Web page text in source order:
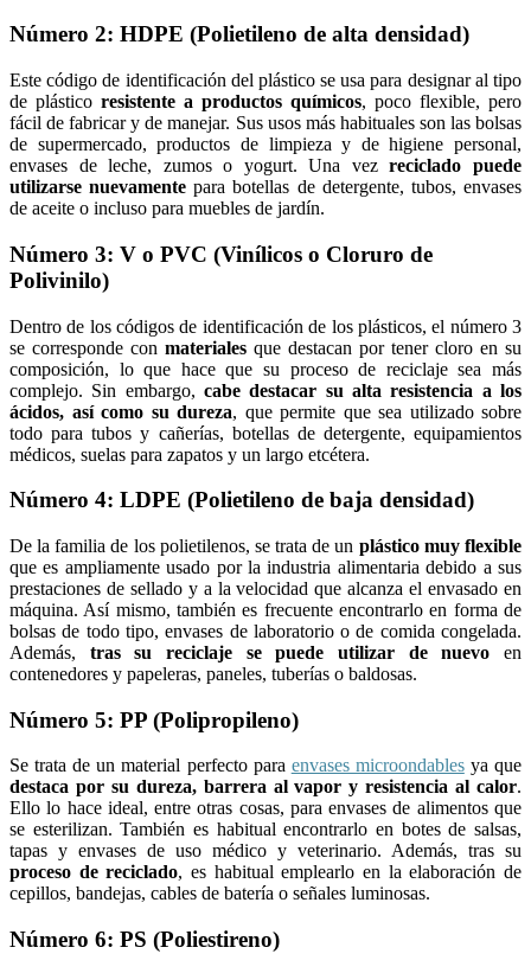
Número 2: HDPE (Polietileno de alta densidad)
Este código de identificación del plástico se usa para designar al tipo
de plástico resistente a productos químicos, poco flexible, pero
fácil de fabricar y de manejar. Sus usos más habituales son las bolsas
de supermercado, productos de limpieza y de higiene personal,
envases de leche, zumos o yogurt. Una vezreciclado puede
utilizarse nuevamente para botellas de detergente, tubos, envases
de aceite o incluso para muebles de jardín.
Número 3: V o PVC (Vinílicos o Cloruro de
Polivinilo)
Dentro de los códigos de identificación de los plásticos, el número 3
se corresponde con materiales que destacan por tener cloro en su
composición, lo que hace que su proceso de reciclaje sea más
complejo. Sin embargo, cabe destacar su alta resistencia a los
ácidos, así como su dureza, que permite que sea utilizado sobre
todo para tubos y cañerías, botellas de detergente, equipamientos
médicos, suelas para zapatos y un largo etcétera.
Número 4: LDPE (Polietileno de baja densidad)
De la familia de los polietilenos, se trata de un plástico muy flexible
que es ampliamente usado por la industria alimentaria debido a sus
prestaciones de sellado y a la velocidad que alcanza el envasado en
máquina. Así mismo, también es frecuente encontrarlo en forma de
bolsas de todo tipo, envases de laboratorio o de comida congelada.
Además, tras su reciclaje se puede utilizar de nuevo en
contenedores y papeleras, paneles, tuberías o baldosas.
Número 5: PP (Polipropileno)
Se trata de un material perfecto para envases microondablesya que
destaca por su dureza, barrera al vapor y resistencia al calor.
Ello lo hace ideal, entre otras cosas, para envases de alimentos que
se esterilizan. También es habitual encontrarlo en botes de salsas,
tapas y envases de uso médico y veterinario. Además, tras su
proceso de reciclado, es habitual emplearlo en la elaboración de
cepillos, bandejas, cables de batería o señales luminosas.
Número 6: PS (Poliestireno)